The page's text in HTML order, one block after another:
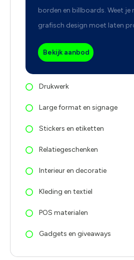
borden en billboards. Weet je
grafisch design moet laten
Bekijk aanbod
Drukwerk
Large format en signage
Stickers en etiketten
Relatiegeschenken
Interieur en decoratie
Kleding en textiel
POS materialen
Gadgets en giveaways